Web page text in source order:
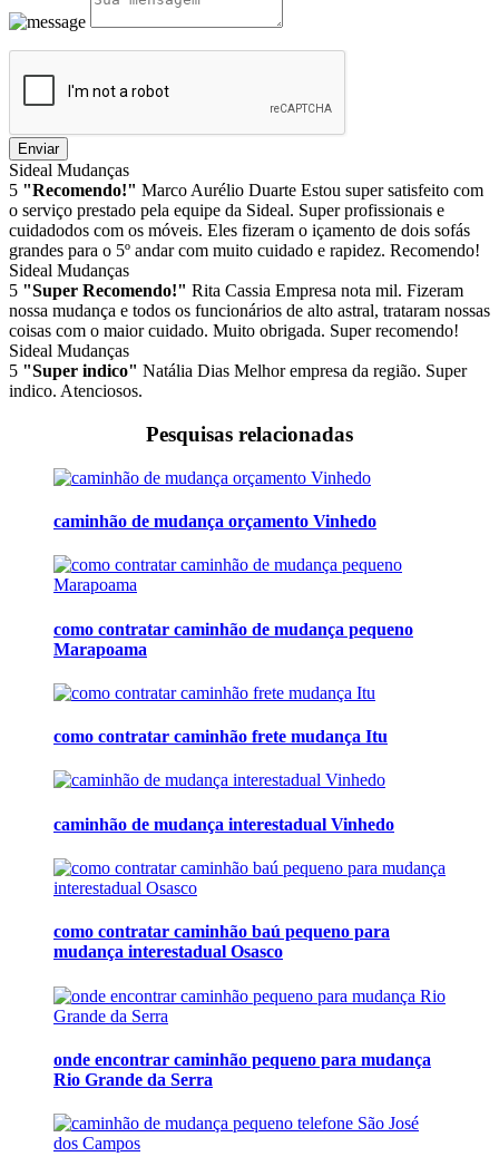
Enviar
Sideal Mudanças
5 "Recomendo!" Marco Aurélio Duarte Estou super satisfeito com
o serviço prestado pela equipe da Sideal. Super profissionais e
cuidadodos com os móveis. Eles fizeram o içamento de dois sofás
grandes para o 5º andar com muito cuidado e rapidez. Recomendo!
Sideal Mudanças
5 "Super Recomendo!" Rita Cassia Empresa nota mil. Fizeram
nossa mudança e todos os funcionários de alto astral, trataram nossas
coisas com o maior cuidado. Muito obrigada. Super recomendo!
Sideal Mudanças
5 "Super indico" Natália Dias Melhor empresa da região. Super
indico. Atenciosos.
Pesquisas relacionadas
caminhão de mudança orçamento Vinhedo
como contratar caminhão de mudança pequeno
Marapoama
como contratar caminhão frete mudança Itu
caminhão de mudança interestadual Vinhedo
como contratar caminhão baú pequeno para
mudança interestadual Osasco
onde encontrar caminhão pequeno para mudança
Rio Grande da Serra